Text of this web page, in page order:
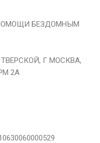
БЕЗДОМНЫМ
Г МОСКВА,
2А